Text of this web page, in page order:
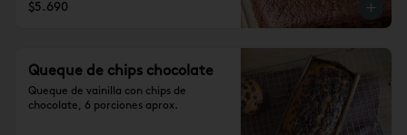
$5.690
Queque de chips chocolate
Queque de vainilla con chips de
chocolate, 6 porciones aprox.